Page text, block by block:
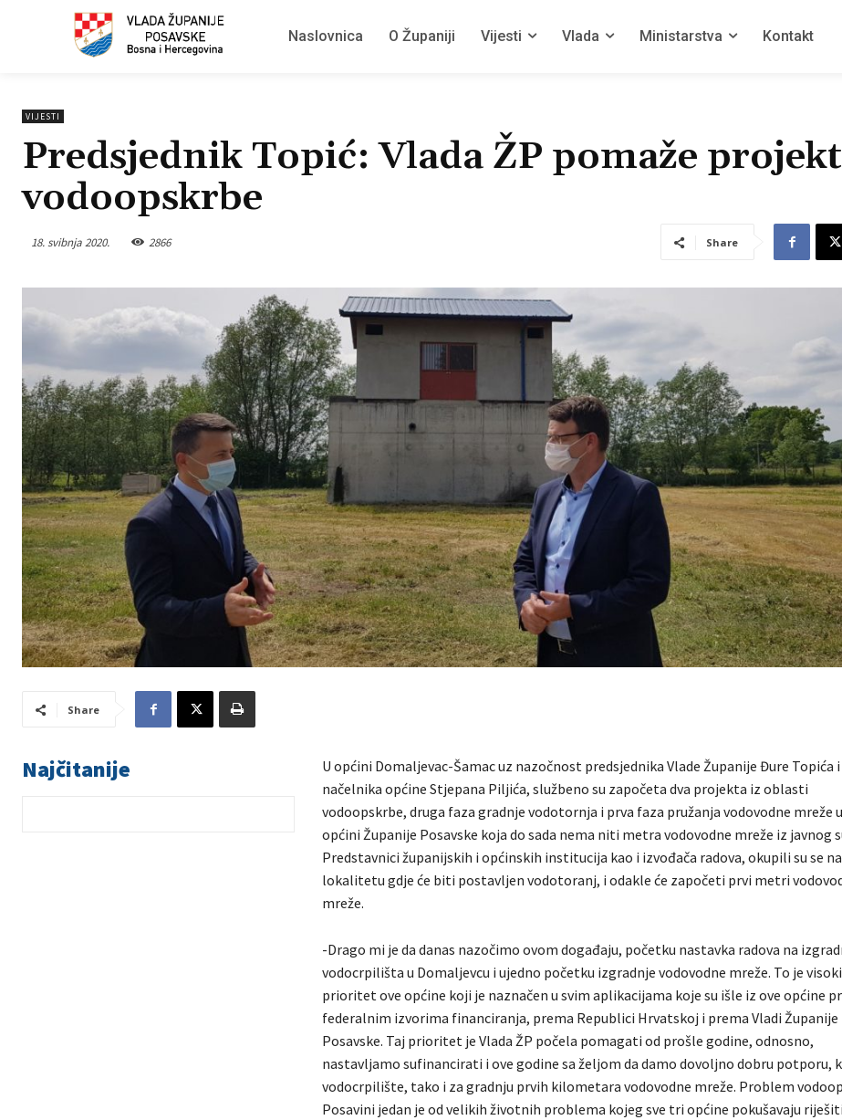
Naslovnica O Županiji Vijesti Vlada Ministarstva Kontakt
VIJESTI
Predsjednik Topić: Vlada ŽP pomaže
vodoopskrbe
18. svibnja 2020. 2866 Share
Share
Najčitanije
U općini Domaljevac-Šamac uz nazočnost predsjednika Vlade Županije Đure Topića i
načelnika općine Stjepana Piljića, službeno su započeta dva projekta iz oblasti
vodoopskrbe, druga faza gradnje vodotornja i prva faza pružanja vodovodne mreže
općini Županije Posavske koja do sada nema niti metra vodovodne mreže iz javnog
Predstavnici županijskih i općinskih institucija kao i izvođača radova, okupili su se na
lokalitetu gdje će biti postavljen vodotoranj, i odakle će započeti prvi metri
mreže.
-Drago mi je da danas nazočimo ovom događaju, početku nastavka radova na
vodocrpilišta u Domaljevcu i ujedno početku izgradnje vodovodne mreže. To je visoki
prioritet ove općine koji je naznačen u svim aplikacijama koje su išle iz ove općine
federalnim izvorima financiranja, prema Republici Hrvatskoj i prema Vladi Županije
Posavske. Taj prioritet je Vlada ŽP počela pomagati od prošle godine, odnosno,
nastavljamo sufinancirati i ove godine sa željom da damo dovoljno dobru potporu,
vodocrpilište, tako i za gradnju prvih kilometara vodovodne mreže. Problem
Posavini jedan je od velikih životnih problema kojeg sve tri općine pokušavaju